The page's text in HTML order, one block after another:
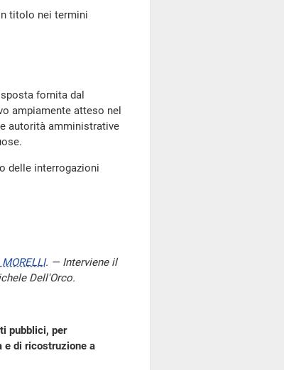
titolo nei termini
fornita dal
ampiamente atteso nel
autorità amministrative
delle interrogazioni
. — Interviene il
Dell'Orco.
pubblici, per
e di ricostruzione a